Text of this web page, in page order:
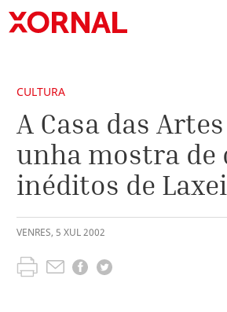
CULTURA
A Casa das
unha mostra de
inéditos de
VENRES, 5 XUL2002